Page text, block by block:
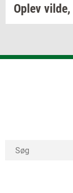
Oplev vilde,